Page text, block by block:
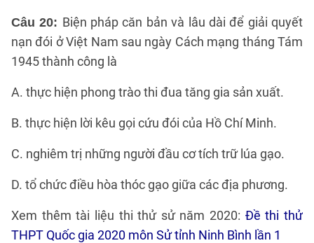
Câu 20: Biện pháp căn bản và lâu dài để giải quyết
nạn đói ở Việt Nam sau ngày Cách mạng tháng Tám
1945 thành công là
A. thực hiện phong trào thi đua tăng gia sản xuất.
B. thực hiện lời kêu gọi cứu đói của Hồ Chí Minh.
C. nghiêm trị những người đầu cơ tích trữ lúa gạo.
D. tổ chức điều hòa thóc gạo giữa các địa phương.
Xem thêm tài liệu thi thử sử năm 2020: Đề thi thử
THPT Quốc gia 2020 môn Sử tỉnh Ninh Bình lần 1